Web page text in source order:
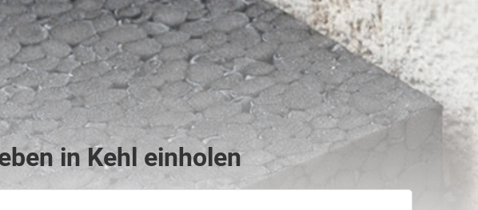
in Kehl einholen